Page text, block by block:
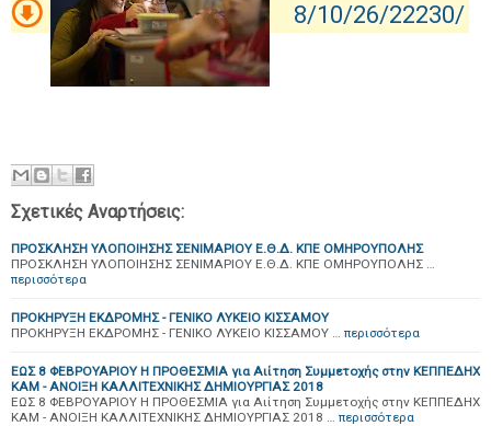
8/10/26/22230/
Σχετικές Αναρτήσεις:
ΠΡΟΣΚΛΗΣΗ ΥΛΟΠΟΙΗΣΗΣ ΣΕΝΙΜΑΡΙΟΥ Ε.Θ.Δ. ΚΠΕ ΟΜΗΡΟΥΠΟΛΗΣ
ΠΡΟΣΚΛΗΣΗ ΥΛΟΠΟΙΗΣΗΣ ΣΕΝΙΜΑΡΙΟΥ Ε.Θ.Δ. ΚΠΕ ΟΜΗΡΟΥΠΟΛΗΣ …
περισσότερα
ΠΡΟΚΗΡΥΞΗ ΕΚΔΡΟΜΗΣ - ΓΕΝΙΚΟ ΛΥΚΕΙΟ ΚΙΣΣΑΜΟΥ
ΠΡΟΚΗΡΥΞΗ ΕΚΔΡΟΜΗΣ - ΓΕΝΙΚΟ ΛΥΚΕΙΟ ΚΙΣΣΑΜΟΥ … περισσότερα
ΕΩΣ 8 ΦΕΒΡΟΥΑΡΙΟΥ Η ΠΡΟΘΕΣΜΙΑ για Αιίτηση Συμμετοχής στην ΚΕΠΠΕΔΗΧ
ΚΑΜ - ΑΝΟΙΞΗ ΚΑΛΛΙΤΕΧΝΙΚΗΣ ΔΗΜΙΟΥΡΓΙΑΣ 2018
ΕΩΣ 8 ΦΕΒΡΟΥΑΡΙΟΥ Η ΠΡΟΘΕΣΜΙΑ για Αιίτηση Συμμετοχής στην ΚΕΠΠΕΔΗΧ
ΚΑΜ - ΑΝΟΙΞΗ ΚΑΛΛΙΤΕΧΝΙΚΗΣ ΔΗΜΙΟΥΡΓΙΑΣ 2018 … περισσότερα